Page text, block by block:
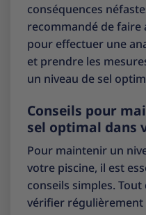
conséquences
recommandé de faire
pour effectuer une
et prendre les
un niveau de sel
Conseils pour
sel optimal dans
Pour maintenir un
votre piscine, il est
conseils simples. Tout
vérifier régulièrement